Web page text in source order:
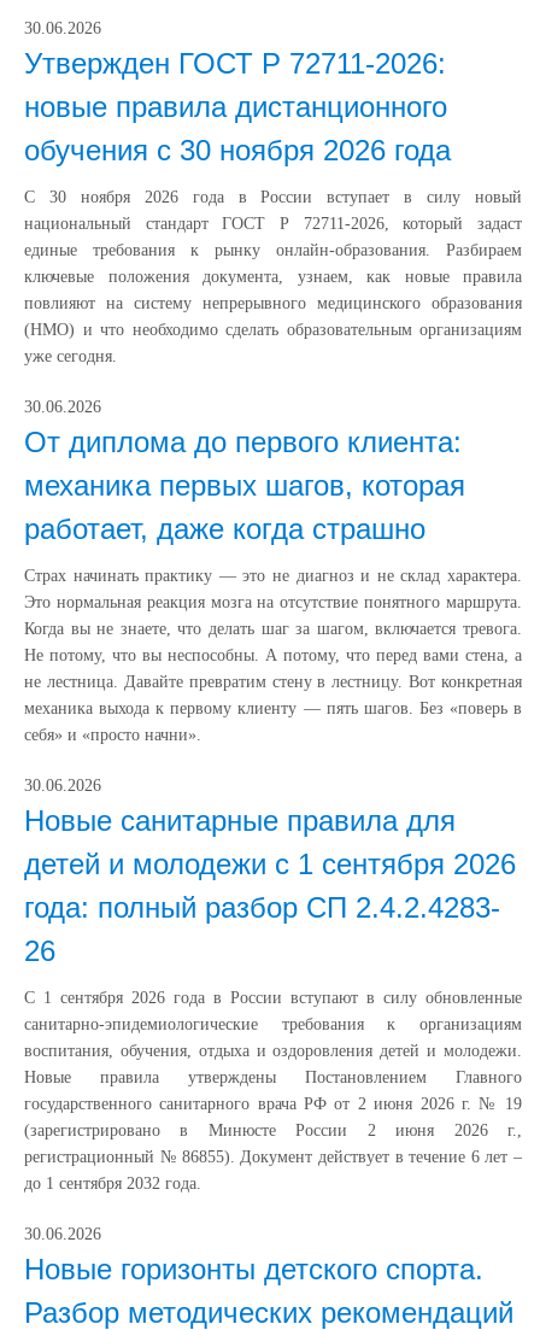
30.06.2026
Утвержден ГОСТ Р 72711-2026:
новые правила дистанционного
обучения с 30 ноября 2026 года
С 30 ноября 2026 года в России вступает в силу новый
национальный стандарт ГОСТ Р 72711-2026, который задаст
единые требования к рынку онлайн-образования. Разбираем
ключевые положения документа, узнаем, как новые правила
повлияют на систему непрерывного медицинского образования
(НМО) и что необходимо сделать образовательным организациям
уже сегодня.
30.06.2026
От диплома до первого клиента:
механика первых шагов, которая
работает, даже когда страшно
Страх начинать практику — это не диагноз и не склад характера.
Это нормальная реакция мозга на отсутствие понятного маршрута.
Когда вы не знаете, что делать шаг за шагом, включается тревога.
Не потому, что вы неспособны. А потому, что перед вами стена, а
не лестница. Давайте превратим стену в лестницу. Вот конкретная
механика выхода к первому клиенту — пять шагов. Без «поверь в
себя» и «просто начни».
30.06.2026
Новые санитарные правила для
детей и молодежи с 1 сентября 2026
года: полный разбор СП 2.4.2.4283-
26
С 1 сентября 2026 года в России вступают в силу обновленные
санитарно-эпидемиологические требования к организациям
воспитания, обучения, отдыха и оздоровления детей и молодежи.
Новые правила утверждены Постановлением Главного
государственного санитарного врача РФ от 2 июня 2026 г. № 19
(зарегистрировано в Минюсте России 2 июня 2026 г.,
регистрационный № 86855). Документ действует в течение 6 лет –
до 1 сентября 2032 года.
30.06.2026
Новые горизонты детского спорта.
Разбор методических рекомендаций